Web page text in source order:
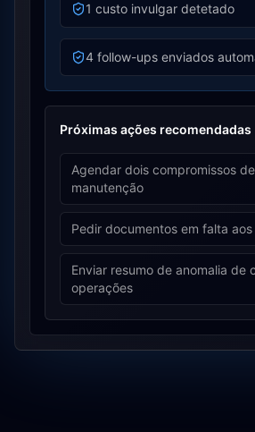
1 custo invulgar detetado
4 follow-ups enviados
Próximas ações recomendadas
Agendar dois compromissos de
manutenção
Pedir documentos em falta
Enviar resumo de anomalia de
operações